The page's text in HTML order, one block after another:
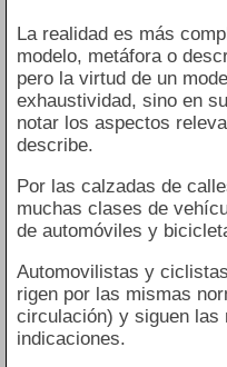
La realidad es más
modelo, metáfora o
pero la virtud de un
exhaustividad, sino en
notar los aspectos
describe.
Por las calzadas de
muchas clases de
de automóviles y
Automovilistas y
rigen por las mismas
circulación) y siguen las
indicaciones.